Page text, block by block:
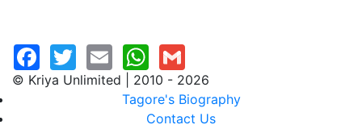
© Kriya Unlimited | 2010 - 2026
Tagore's Biography
Contact Us